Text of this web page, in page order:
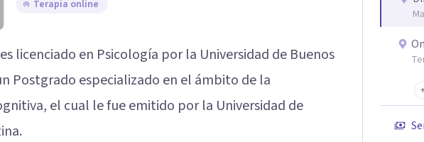
Terapia online
es licenciado en Psicología por la Universidad de Buenos
Postgrado especializado en el ámbito de la
el cual le fue emitido por la Universidad de